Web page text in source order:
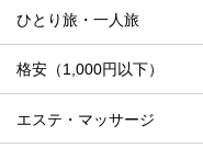
ひとり旅・一人旅
格安（1,000円以下）
エステ・マッサージ